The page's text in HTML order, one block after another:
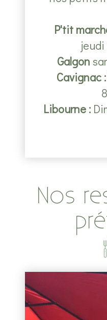
P'tit
jeudi
Galgon
Cavignac :
Libourne :
Nos